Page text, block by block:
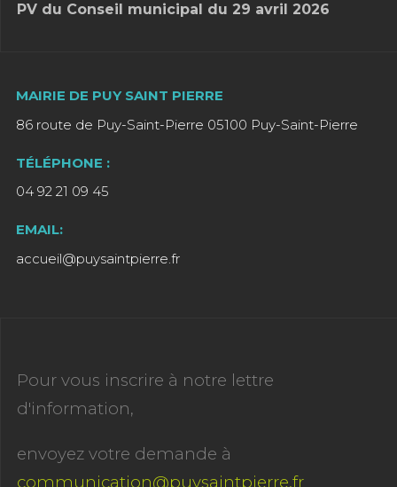
PV du Conseil municipal du 29 avril 2026
MAIRIE DE PUY SAINT PIERRE
86 route de Puy-Saint-Pierre 05100 Puy-Saint-Pierre
TÉLÉPHONE :
04 92 21 09 45
EMAIL:
accueil@puysaintpierre.fr
Pour vous inscrire à notre lettre
d'information,
envoyez votre demande à
communication@puysaintpierre.fr